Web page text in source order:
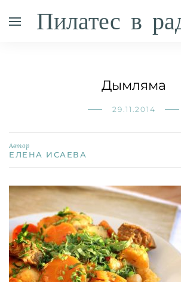
Пилатес в
Дымляма
29.11.2014
Автор
ЕЛЕНА ИСАЕВА